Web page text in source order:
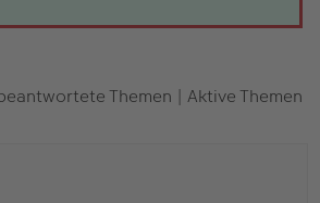
Themen | Aktive Themen